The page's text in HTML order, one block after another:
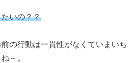
いの？？
の行動は一貫性がなくていまいち
～。